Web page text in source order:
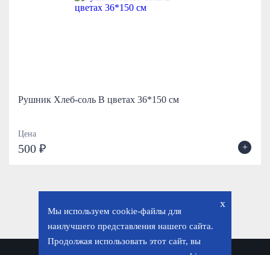
Рушник Хлеб-соль В цветах 36*150 см
Цена
500 ₽ +
x
Мы используем cookie-файлы для
наилучшего представления нашего сайта.
Продолжая использовать этот сайт, вы